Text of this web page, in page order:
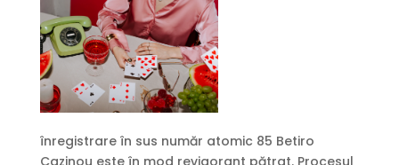
înregistrare în sus număr atomic 85 Betiro
Cazinou este în mod revigorant pătrat. Procesul